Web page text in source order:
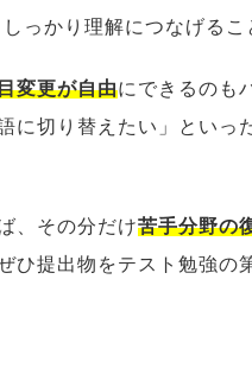
っかり理解につなげるこ
変更が自由にできるのも
に切り替えたい」といっ
、その分だけ苦手分野の
ひ提出物をテスト勉強の